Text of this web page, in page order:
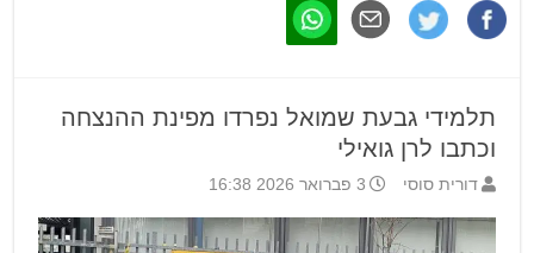
תלמידי גבעת שמואל נפרדו מפינת ההנצחה
וכתבו לרן גואילי
דורית סוסי 3 פברואר 2026 16:38